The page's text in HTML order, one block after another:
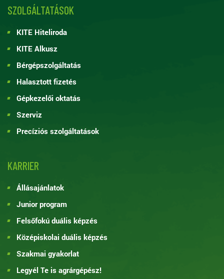
SZOLGÁLTATÁSOK
KITE Hiteliroda
KITE Alkusz
Bérgépszolgáltatás
Halasztott fizetés
Gépkezelői oktatás
Szerviz
Precíziós szolgáltatások
KARRIER
Állásajánlatok
Junior program
Felsőfokú duális képzés
Középiskolai duális képzés
Szakmai gyakorlat
Legyél Te is agrárgépész!